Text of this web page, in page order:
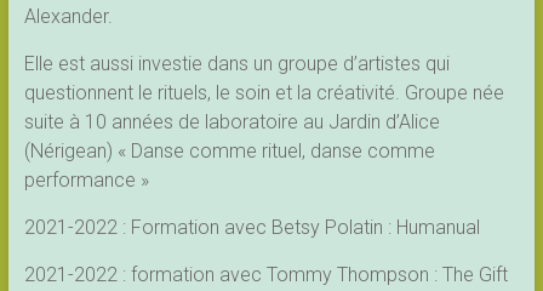
Alexander.
Elle est aussi investie dans un groupe d’artistes qui
questionnent le rituels, le soin et la créativité. Groupe née
suite à 10 années de laboratoire au Jardin d’Alice
(Nérigean) « Danse comme rituel, danse comme
performance »
2021-2022 : Formation avec Betsy Polatin : Humanual
2021-2022 : formation avec Tommy Thompson : The Gift